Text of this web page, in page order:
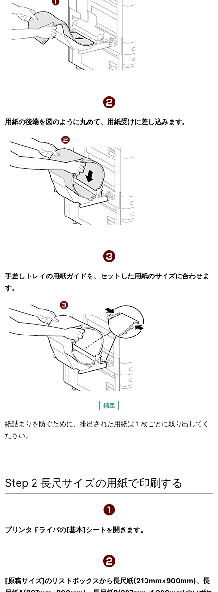
用紙の後端を図のように丸めて、用紙受けに差し込みます。
手差しトレイの用紙ガイドを、セットした用紙のサイズに合わせま
す。
紙詰まりを防ぐために、排出された用紙は１枚ごとに取り出してく
ださい。
Step 2 長尺サイズの用紙で印刷する
プリンタドライバの[基本]シートを開きます。
[原稿サイズ]のリストボックスから長尺紙(210mm×900mm)、長